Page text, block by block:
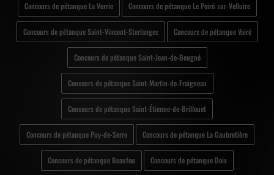
Concours de pétanque La Verrie Concours de pétanque Le Poiré-sur-Velluire
Concours de pétanque Saint-Vincent-Sterlanges Concours de pétanque Vairé
Concours de pétanque Saint-Jean-de-Beugné
Concours de pétanque Saint-Martin-de-Fraigneau
Concours de pétanque Saint-Étienne-de-Brillouet
Concours de pétanque Puy-de-Serre Concours de pétanque La Gaubretière
Concours de pétanque Beaufou Concours de pétanque Doix